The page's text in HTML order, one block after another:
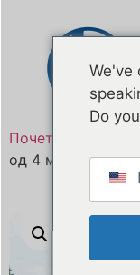
Почетна
од 4 м на продају
We've
Do